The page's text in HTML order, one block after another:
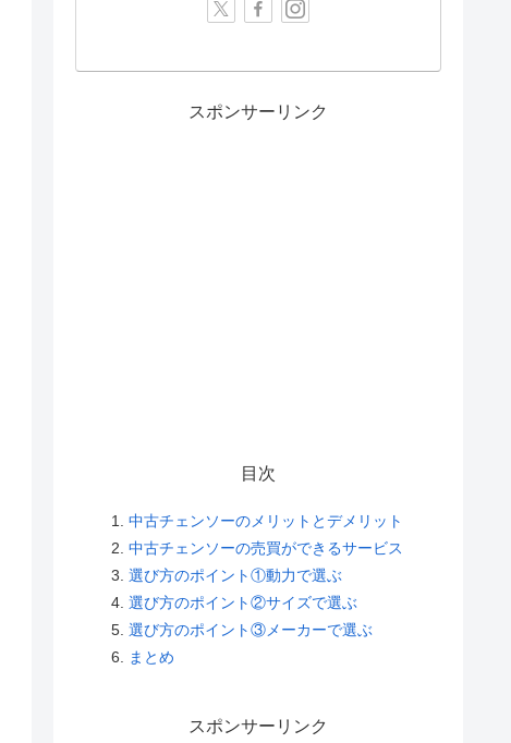
スポンサーリンク
目次
中古チェンソーのメリットとデメリット
中古チェンソーの売買ができるサービス
選び方のポイント①動力で選ぶ
選び方のポイント②サイズで選ぶ
選び方のポイント③メーカーで選ぶ
まとめ
スポンサーリンク